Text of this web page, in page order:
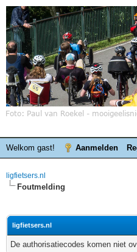
Welkom gast! Aanmelden
ligfietsers.nl
Foutmelding
ligfietsers.nl
De authorisatiecodes komen niet